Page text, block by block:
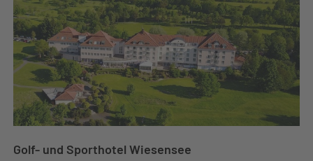
Golf- und Sporthotel Wiesensee